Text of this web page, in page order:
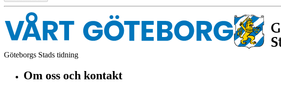
Göteborgs Stads tidning
Om oss och kontakt